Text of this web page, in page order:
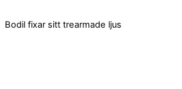
Bodil fixar sitt trearmade ljus